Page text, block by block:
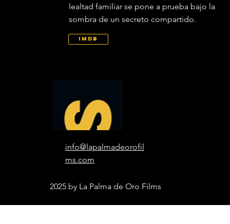
lealtad familiar se pone a prueba bajo la
sombra de un secreto compartido.
IMDb
info@lapalmadeorofil
ms.com
2025 by La Palma de Oro Films